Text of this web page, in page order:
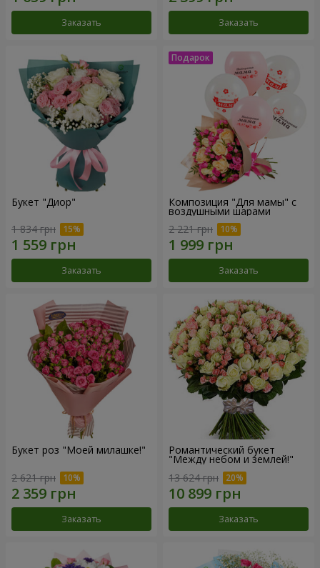
Заказать Заказать
Букет "Диор"
1 834 грн
Заказать
Композиция "Для мамы" с
воздушными шарами
2 221 грн
Заказать
Букет роз "Моей милашке!"
2 621 грн
Заказать
Романтический букет
"Между небом и землей!"
13 624 грн
Заказать